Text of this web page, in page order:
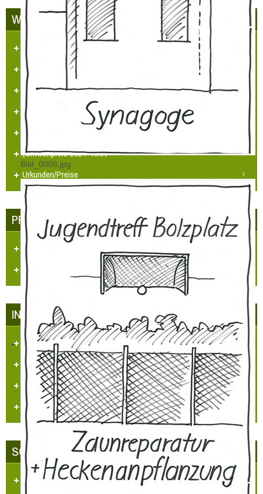
Bild_0006.jpg
WETTBEWERBE
Unser Dorf hat Zukunft
LBS Zukunftspreis NRW 2014
„Heimatpreis 2019 KHB e.V.“
Heimatpreis Stadt Grevenbroich
BürgerPREIS 2020 Bürgerstiftung GV
„Umweltpreis 2024“ RKN
Urkunden/Preise
PRESSE - ECHO
Dorfzeitung "Et Blättche"
Regionale Presse
INFRASTRUKTUR IN HÜLCHRATH
Kataster/Karten
Handel/Gewerbe
Vereine
Personennahverkehr
SCHLOSS-STADT HÜLCHRATH
Ansichten-Bilder-Filme